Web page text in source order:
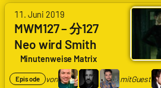
Bastian
Mirko
11. Juni 2019
MWM127 – 分127
Neo wird Smith
Minutenweise Matrix
Episode von mitGuest
von
Arne
Ruddat
Codenaga,
Alexander
Waschkau